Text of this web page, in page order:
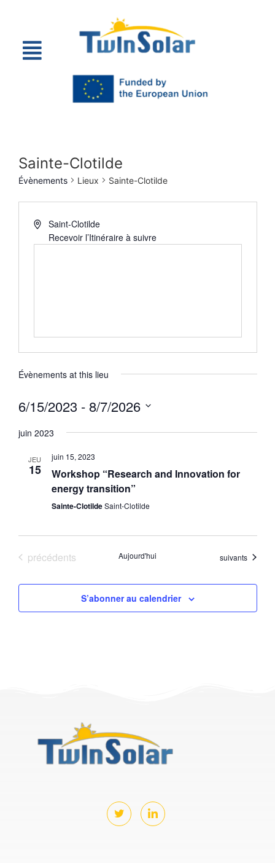
Sainte-Clotilde
Évènements Lieux Sainte-Clotilde
Saint-Clotilde
Recevoir l’Itinéraire à suivre
Évènements at this lieu
6/15/2023 - 8/7/2026
une
date.
juin 2023
JEU
15
juin 15, 2023
Workshop “Research and Innovation for
energy transition”
Sainte-ClotildeSaint-Clotilde
Évènements
précédents Aujourd'hui Évènements
suivants
S’abonner au calendrier